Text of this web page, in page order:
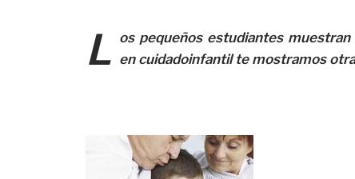
L os pequeños estudiantes
en cuidadoinfantil te mostramos